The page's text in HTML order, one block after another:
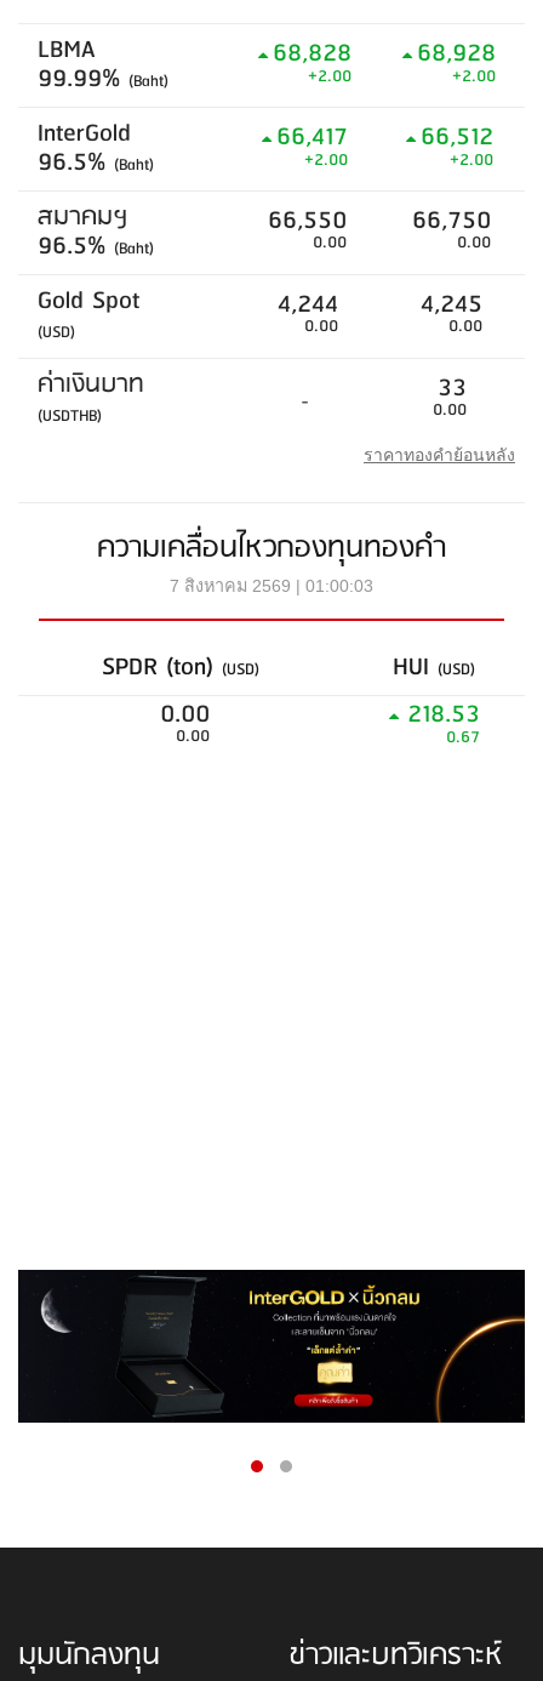
LBMA
99.99% (Baht)
68,828
+2.00
68,928
+2.00
InterGold
96.5% (Baht)
66,417
+2.00
66,512
+2.00
สมาคมฯ
96.5% (Baht)
66,550
0.00
66,750
0.00
Gold Spot
(USD)
4,244
0.00
4,245
0.00
ค่าเงินบาท
(USDTHB) - 33
0.00
ราคาทองคำย้อนหลัง
ความเคลื่อนไหวกองทุนทองคำ
7 สิงหาคม 2569 | 01:00:03
SPDR (ton) (USD) HUI (USD)
0.00
0.00
218.53
0.67
มุมนักลงทุน ข่าวและบทวิเคราะห์